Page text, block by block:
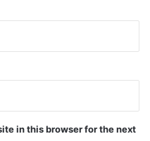
in this browser for the next